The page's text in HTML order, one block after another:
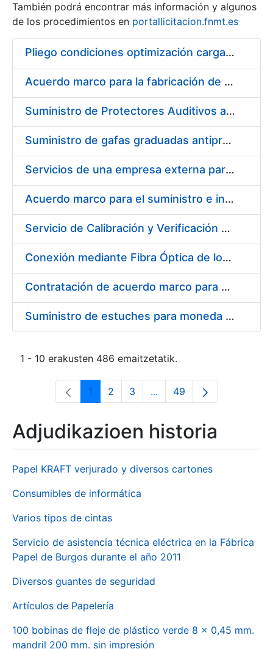
Erakutsi/Ezkutatu
También podrá encontrar más información y algunos
de los procedimientos en portallicitacion.fnmt.es
Pliego condiciones optimización cargas compras firmado
Acuerdo marco para la fabricación de piezas
Suministro de Protectores Auditivos a medida para las personas trabajadoras de los Centros de Trabajo de Madrid y Burgos
Suministro de gafas graduadas antiproyecciones para los trabajadores de la FNMT-RCM en los centros de trabajo de Madrid y Burgos
Servicios de una empresa externa para el asesoramiento y resolución de los recursos de alzada que se presentan relacionados con procesos de selección para la FNMT-RCM
Acuerdo marco para el suministro e instalación de persianas, estores y otros complementos
Servicio de Calibración y Verificación Externa de los Equipos de Medición del Servicio de Prevención de la FNMT-RCM
Conexión mediante Fibra Óptica de los Centros de Proceso de Datos (CPDs) de las sedes de la FNMT-RCM de Burgos y Madrid
Contratación de acuerdo marco para el Suministro de Material de Electricidad para la Fábrica Nacional de Moneda y Timbre-Real Casa de la Moneda en su centro de trabajo de Burgos
Suministro de estuches para moneda de 30 €
1 - 10 erakusten 486 emaitzetatik.
Orrialdea
1 Orrialdea
2 Orrialdea
3 ...Intermediate Pages Use
Orrialdea
49
Adjudikazioen historia
Papel KRAFT verjurado y diversos cartones
Consumibles de informática
Varios tipos de cintas
Servicio de asistencia técnica eléctrica en la Fábrica
Papel de Burgos durante el año 2011
Diversos guantes de seguridad
Artículos de Papelería
100 bobinas de fleje de plástico verde 8 x 0,45 mm.
mandril 200 mm. sin impresión